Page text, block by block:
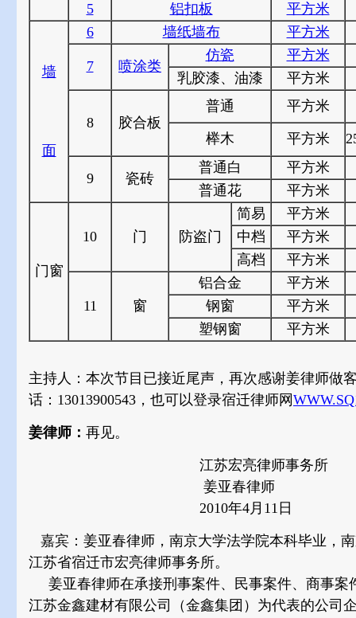
5
铝扣板 平方米
墙
面
6 墙纸墙布 平方米
7 喷涂类
仿瓷
平方米
乳胶漆、油漆
平方米
8 胶合板
普通 平方米
榉木 平方米
9 瓷砖
普通白
平方米
普通花
平方米
门窗
10 门 防盗门
简易
平方米
中档
平方米
高档
平方米
11 窗
铝合金
平方米
钢窗
平方米
塑钢窗
平方米
主持人：本次节目已接近尾声，再次感谢姜律师做
话：13013900543，也可以登录宿迁律师网
姜律师： 再见。
江苏宏亮律师事务所
姜亚春律师
2010年4月11日
嘉宾：姜亚春律师，南京大学法学院本科毕业，
江苏省宿迁市宏亮律师事务所。
姜亚春律师在承接刑事案件、民事案件、商事案
江苏金鑫建材有限公司（金鑫集团）为代表的公司